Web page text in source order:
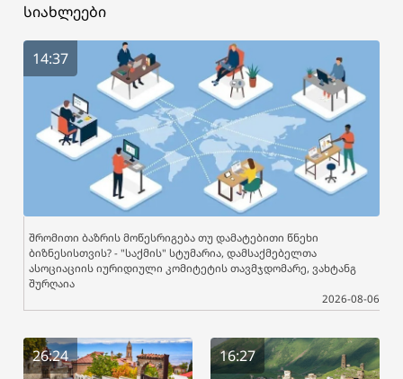
სიახლეები
14:37
შრომითი ბაზრის მოწესრიგება თუ დამატებითი წნეხი
ბიზნესისთვის? - "საქმის" სტუმარია, დამსაქმებელთა
ასოციაციის იურიდიული კომიტეტის თავმჯდომარე, ვახტანგ
შურღაია
2026-08-06
26:24 16:27